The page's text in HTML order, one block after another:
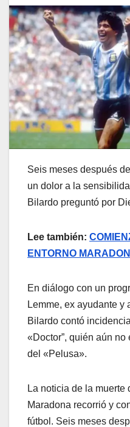
Seis meses después
un dolor a la
Bilardo preguntó por
Lee también:
ENTORNO
En diálogo con un
Lemme, ex ayudante
Bilardo contó
«Doctor”, quién aún
del «Pelusa».
La noticia de la muerte
Maradona recorrió y
fútbol. Seis meses